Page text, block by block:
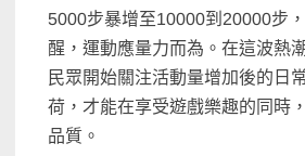
5000步暴增至10000到20000步
醒，運動應量力而為。在這波熱
民眾開始關注活動量增加後的日
荷，才能在享受遊戲樂趣的同時
品質。